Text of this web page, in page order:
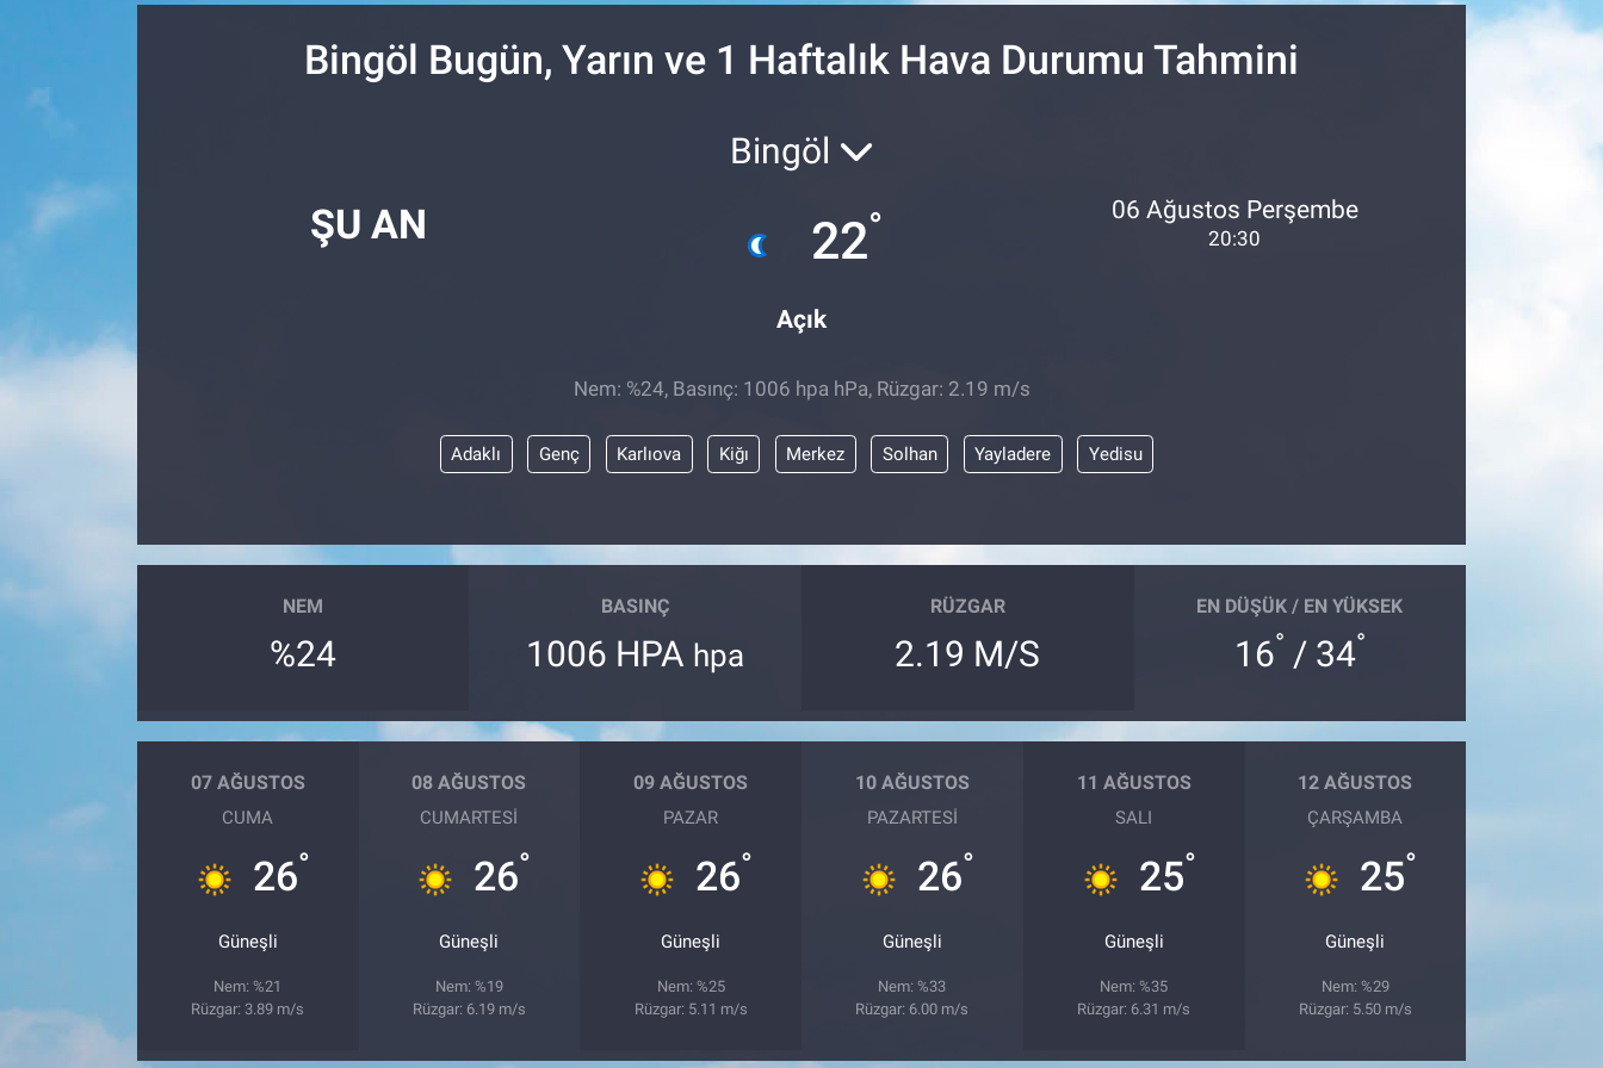
Bingöl Bugün, Yarın ve 1 Haftalık Hava Durumu Tahmini
ŞU AN
Bingöl
22°
Açık
06 Ağustos Perşembe
20:30
Nem: %24, Basınç: 1006 hpa hPa, Rüzgar: 2.19 m/s
Adaklı Genç Karlıova Kiğı Merkez Solhan Yayladere Yedisu
NEM
%24
BASINÇ
1006 HPA hpa
RÜZGAR
2.19 M/S
EN DÜŞÜK / EN YÜKSEK
16° / 34°
07 AĞUSTOS
CUMA
26°
Güneşli
Nem: %21
Rüzgar: 3.89 m/s
08 AĞUSTOS
CUMARTESI
26°
Güneşli
Nem: %19
Rüzgar: 6.19 m/s
09 AĞUSTOS
PAZAR
26°
Güneşli
Nem: %25
Rüzgar: 5.11 m/s
10 AĞUSTOS
PAZARTESI
26°
Güneşli
Nem: %33
Rüzgar: 6.00 m/s
11 AĞUSTOS
SALI
25°
Güneşli
Nem: %35
Rüzgar: 6.31 m/s
12 AĞUSTOS
ÇARŞAMBA
25°
Güneşli
Nem: %29
Rüzgar: 5.50 m/s